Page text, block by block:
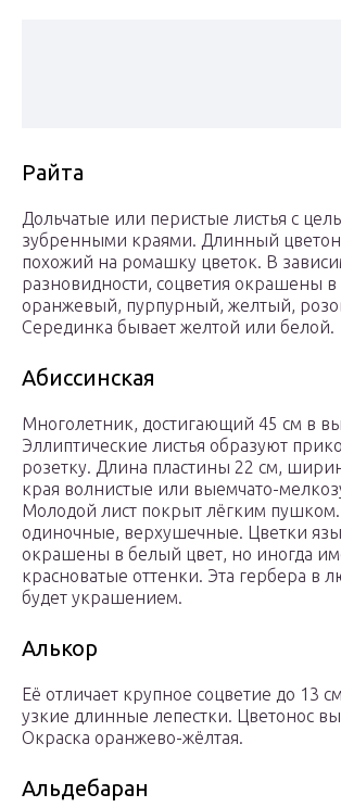
Райта
Дольчатые или перистые листья с
зубренными краями. Длинный
похожий на ромашку цветок. В
разновидности, соцветия окрашены
оранжевый, пурпурный, желтый,
Серединка бывает желтой или белой.
Абиссинская
Многолетник, достигающий 45 см в
Эллиптические листья образуют
розетку. Длина пластины 22 см,
края волнистые или выемчато-
Молодой лист покрыт лёгким пушком.
одиночные, верхушечные. Цветки
окрашены в белый цвет, но иногда
красноватые оттенки. Эта гербера в
будет украшением.
Алькор
Её отличает крупное соцветие до 13
узкие длинные лепестки. Цветонос
Окраска оранжево-жёлтая.
Альдебаран